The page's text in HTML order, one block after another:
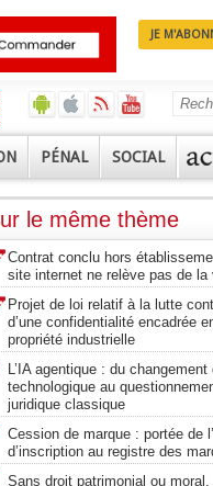
JE
PÉNAL SOCIAL
le même thème
Contrat conclu hors
site internet ne relève pas de la
Projet de loi relatif à la lutte
d’une confidentialité encadrée
propriété industrielle
L’IA agentique : du changement
technologique au
juridique classique
Cession de marque : portée de
d’inscription au registre des
Sans droit patrimonial ou